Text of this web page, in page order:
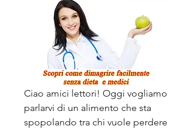
Ciao amici lettori! Oggi vogliamo
parlarvi di un alimento che sta
spopolando tra chi vuole perdere